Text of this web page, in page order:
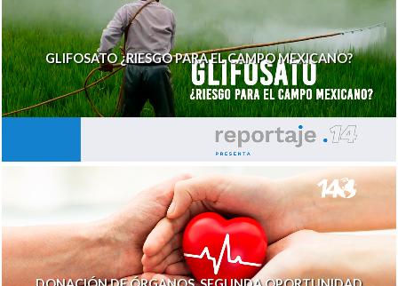
GLIFOSATO ¿RIESGO PARA EL CAMPO MEXICANO?